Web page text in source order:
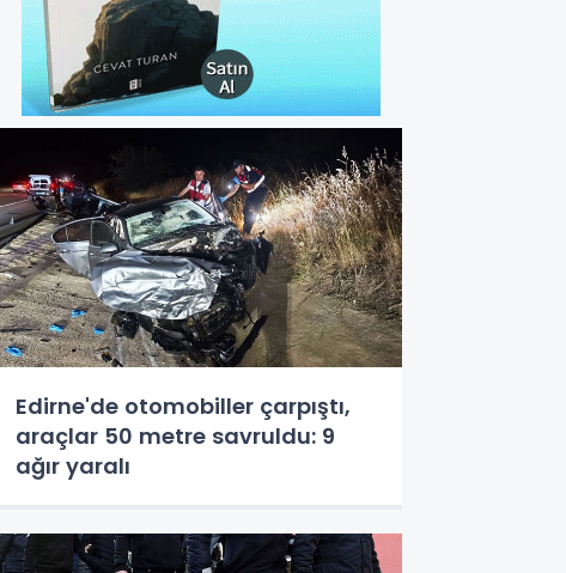
Edirne'de otomobiller çarpıştı,
araçlar 50 metre savruldu: 9
ağır yaralı